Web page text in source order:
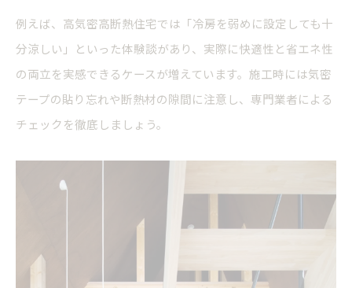
例えば、高気密高断熱住宅では「冷房を弱めに設定しても十
分涼しい」といった体験談があり、実際に快適性と省エネ性
の両立を実感できるケースが増えています。施工時には気密
テープの貼り忘れや断熱材の隙間に注意し、専門業者による
チェックを徹底しましょう。